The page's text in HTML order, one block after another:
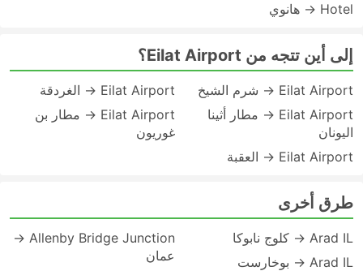
Hotel → هانوي
إلى أين تتجه من Eilat Airport؟
Eilat Airport → شرم الشيخ
Eilat Airport → مطار أثينا
اليونان
Eilat Airport → العقبة
Eilat Airport → الغردقة
Eilat Airport → مطار بن
غوريون
طرق أخرى
Arad IL → كلوج نابوكا
Arad IL → بوخارست
Allenby Bridge Junction →
عمان